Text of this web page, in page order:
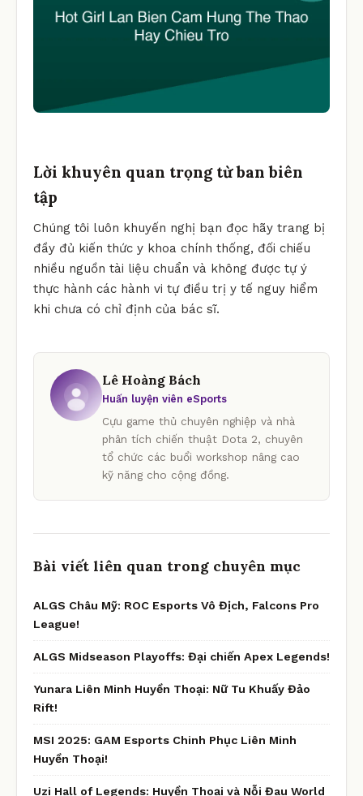
Lời khuyên quan trọng từ ban biên
tập
Chúng tôi luôn khuyến nghị bạn đọc hãy trang bị
đầy đủ kiến thức y khoa chính thống, đối chiếu
nhiều nguồn tài liệu chuẩn và không được tự ý
thực hành các hành vi tự điều trị y tế nguy hiểm
khi chưa có chỉ định của bác sĩ.
Lê Hoàng Bách
Huấn luyện viên eSports
Cựu game thủ chuyên nghiệp và nhà
phân tích chiến thuật Dota 2, chuyên
tổ chức các buổi workshop nâng cao
kỹ năng cho cộng đồng.
Bài viết liên quan trong chuyên mục
ALGS Châu Mỹ: ROC Esports Vô Địch, Falcons Pro
League!
ALGS Midseason Playoffs: Đại chiến Apex Legends!
Yunara Liên Minh Huyền Thoại: Nữ Tu Khuấy Đảo
Rift!
MSI 2025: GAM Esports Chinh Phục Liên Minh
Huyền Thoại!
Uzi Hall of Legends: Huyền Thoại và Nỗi Đau World